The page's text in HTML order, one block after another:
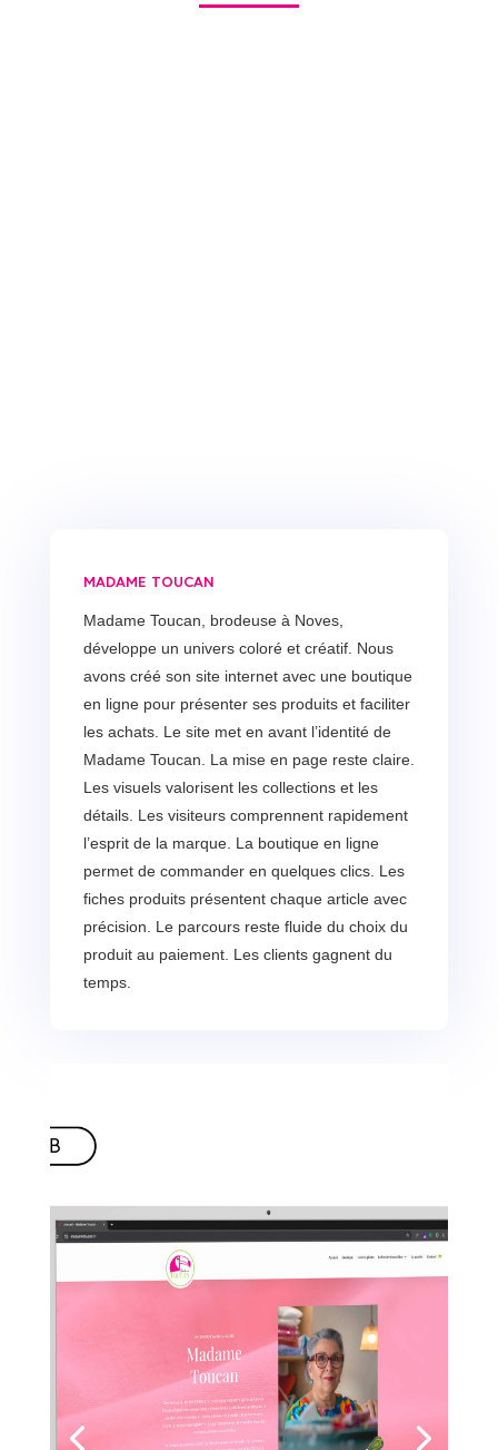
madame toucan
Madame Toucan, brodeuse à Noves,
développe un univers coloré et créatif. Nous
avons créé son site internet avec une boutique
en ligne pour présenter ses produits et faciliter
les achats. Le site met en avant l’identité de
Madame Toucan. La mise en page reste claire.
Les visuels valorisent les collections et les
détails. Les visiteurs comprennent rapidement
l’esprit de la marque. La boutique en ligne
permet de commander en quelques clics. Les
fiches produits présentent chaque article avec
précision. Le parcours reste fluide du choix du
produit au paiement. Les clients gagnent du
temps.